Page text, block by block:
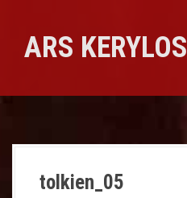
contentARS KERYLOS
tolkien_05